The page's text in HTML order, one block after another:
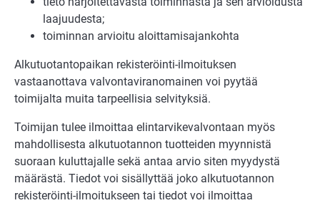
laajuudesta;
toiminnan arvioitu aloittamisajankohta
Alkutuotantopaikan rekisteröinti-ilmoituksen
vastaanottava valvontaviranomainen voi pyytää
toimijalta muita tarpeellisia selvityksiä.
Toimijan tulee ilmoittaa elintarvikevalvontaan myös
mahdollisesta alkutuotannon tuotteiden myynnistä
suoraan kuluttajalle sekä antaa arvio siten myydystä
määrästä. Tiedot voi sisällyttää joko alkutuotannon
rekisteröinti-ilmoitukseen tai tiedot voi ilmoittaa